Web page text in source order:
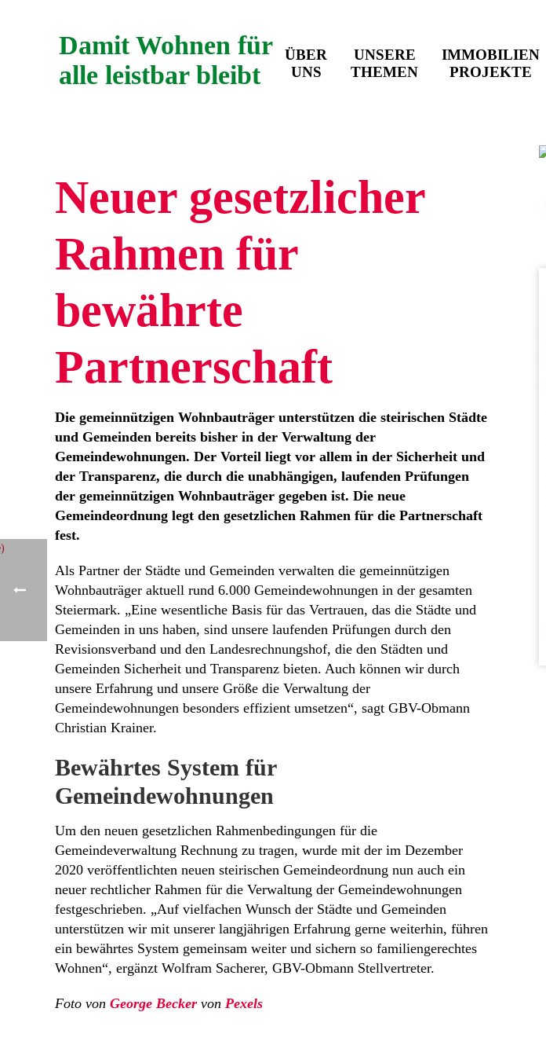
Damit Wohnen für
alle leistbar bleibt
ÜBER
UNS
UNSERE
THEMEN
IMMOBILIEN
PROJEKTE
Neuer gesetzlicher
Rahmen für
bewährte
Partnerschaft
Die gemeinnützigen Wohnbauträger unterstützen die steirischen Städte
und Gemeinden bereits bisher in der Verwaltung der
Gemeindewohnungen. Der Vorteil liegt vor allem in der Sicherheit und
der Transparenz, die durch die unabhängigen, laufenden Prüfungen
der gemeinnützigen Wohnbauträger gegeben ist. Die neue
Gemeindeordnung legt den gesetzlichen Rahmen für die Partnerschaft
fest.
Als Partner der Städte und Gemeinden verwalten die gemeinnützigen
Wohnbauträger aktuell rund 6.000 Gemeindewohnungen in der gesamten
Steiermark. „Eine wesentliche Basis für das Vertrauen, das die Städte und
Gemeinden in uns haben, sind unsere laufenden Prüfungen durch den
Revisionsverband und den Landesrechnungshof, die den Städten und
Gemeinden Sicherheit und Transparenz bieten. Auch können wir durch
unsere Erfahrung und unsere Größe die Verwaltung der
Gemeindewohnungen besonders effizient umsetzen“, sagt GBV-Obmann
Christian Krainer.
Bewährtes System für
Gemeindewohnungen
Um den neuen gesetzlichen Rahmenbedingungen für die
Gemeindeverwaltung Rechnung zu tragen, wurde mit der im Dezember
2020 veröffentlichten neuen steirischen Gemeindeordnung nun auch ein
neuer rechtlicher Rahmen für die Verwaltung der Gemeindewohnungen
festgeschrieben. „Auf vielfachen Wunsch der Städte und Gemeinden
unterstützen wir mit unserer langjährigen Erfahrung gerne weiterhin, führen
ein bewährtes System gemeinsam weiter und sichern so familiengerechtes
Wohnen“, ergänzt Wolfram Sacherer, GBV-Obmann Stellvertreter.
Foto von George Becker von Pexels